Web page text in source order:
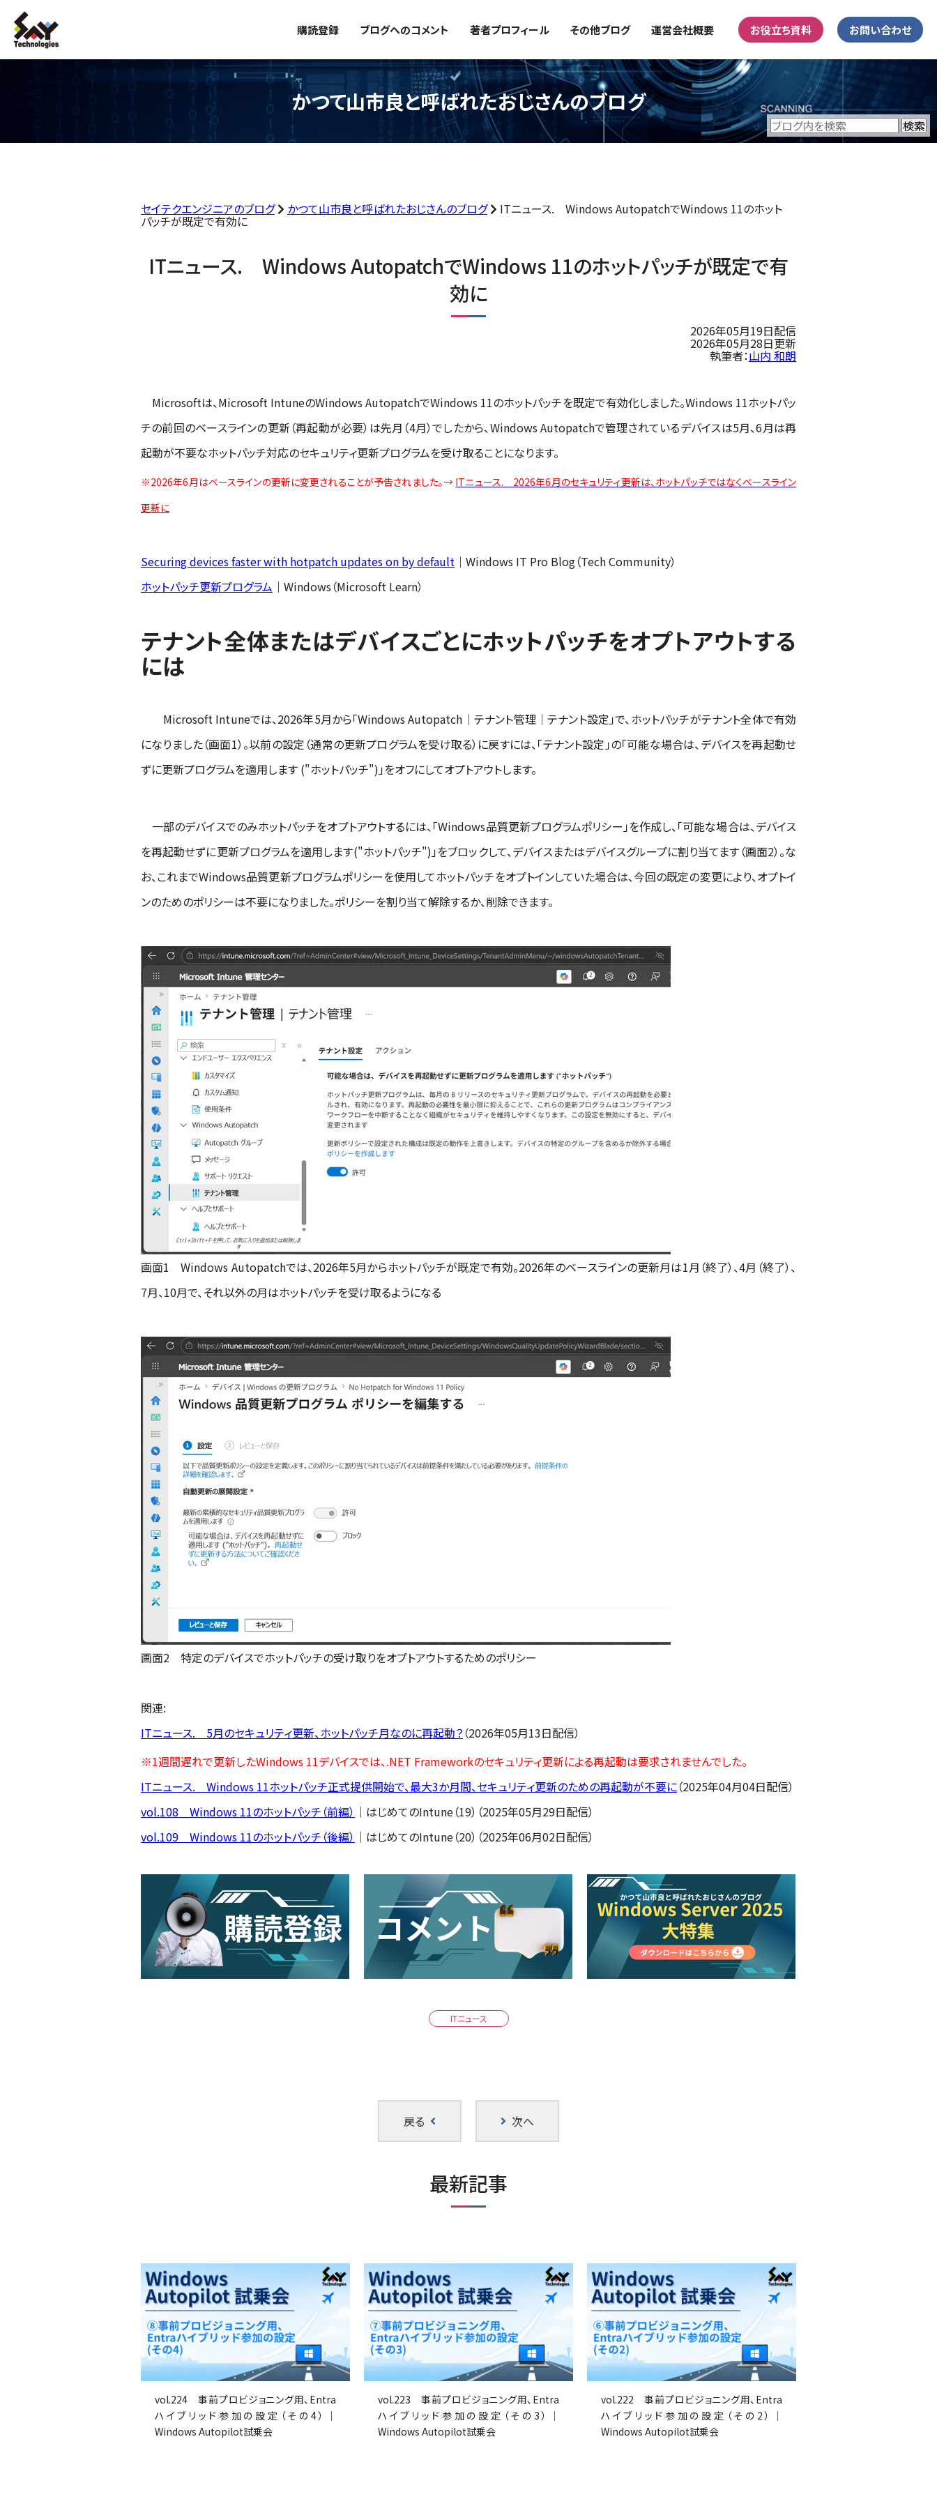
購読登録 ブログへのコメント 著者プロフィール その他ブログ 運営会社概要 お役立ち資料 お問い合わせ
かつて山市良と呼ばれたおじさんのブログ
セイテクエンジニアのブログ かつて山市良と呼ばれたおじさんのブログ ITニュース. Windows AutopatchでWindows 11のホット
パッチが既定で有効に
ITニュース. Windows AutopatchでWindows 11のホットパッチが既定で有
効に
2026年05月19日配信
2026年05月28日更新
執筆者：山内 和朗
Microsoftは、Microsoft IntuneのWindows AutopatchでWindows 11のホットパッチを既定で有効化しました。Windows 11ホットパッ
チの前回のベースラインの更新（再起動が必要）は先月（4月）でしたから、Windows Autopatchで管理されているデバイスは5月、6月は再
起動が不要なホットパッチ対応のセキュリティ更新プログラムを受け取ることになります。
※2026年6月はベースラインの更新に変更されることが予告されました。→ ITニュース. 2026年6月のセキュリティ更新は、ホットパッチではなくベースライン
更新に
Securing devices faster with hotpatch updates on by default ｜Windows IT Pro Blog（Tech Community）
ホットパッチ更新プログラム ｜Windows（Microsoft Learn）
テナント全体またはデバイスごとにホットパッチをオプトアウトする
には
Microsoft Intuneでは、2026年5月から「Windows Autopatch｜テナント管理｜テナント設定」で、ホットパッチがテナント全体で有効
になりました（画面1）。以前の設定（通常の更新プログラムを受け取る）に戻すには、「テナント設定」の「可能な場合は、デバイスを再起動せ
ずに更新プログラムを適用します ("ホットパッチ")」をオフにしてオプトアウトします。
一部のデバイスでのみホットパッチをオプトアウトするには、「Windows品質更新プログラムポリシー」を作成し、「可能な場合は、デバイス
を再起動せずに更新プログラムを適用します("ホットパッチ")」をブロックして、デバイスまたはデバイスグループに割り当てます（画面2）。な
お、これまでWindows品質更新プログラムポリシーを使用してホットパッチをオプトインしていた場合は、今回の既定の変更により、オプトイ
ンのためのポリシーは不要になりました。ポリシーを割り当て解除するか、削除できます。
画面1 Windows Autopatchでは、2026年5月からホットパッチが既定で有効。2026年のベースラインの更新月は1月（終了）、4月（終了）、
7月、10月で、それ以外の月はホットパッチを受け取るようになる
画面2 特定のデバイスでホットパッチの受け取りをオプトアウトするためのポリシー
関連:
ITニュース. 5月のセキュリティ更新、ホットパッチ月なのに再起動？ （2026年05月13日配信）
※1週間遅れで更新したWindows 11デバイスでは、.NET Frameworkのセキュリティ更新による再起動は要求されませんでした。
ITニュース. Windows 11ホットパッチ正式提供開始で、最大3か月間、セキュリティ更新のための再起動が不要に（2025年04月04日配信）
vol.108 Windows 11のホットパッチ（前編） ｜はじめてのIntune（19）（2025年05月29日配信）
vol.109 Windows 11のホットパッチ（後編） ｜はじめてのIntune（20）（2025年06月02日配信）
ITニュース
戻る 次へ
最新記事
vol.224 事前プロビジョニング用、Entra
ハイブリッド参加の設定（その4）｜
Windows Autopilot試乗会
vol.223 事前プロビジョニング用、Entra
ハイブリッド参加の設定（その3）｜
Windows Autopilot試乗会
vol.222 事前プロビジョニング用、Entra
ハイブリッド参加の設定（その2）｜
Windows Autopilot試乗会